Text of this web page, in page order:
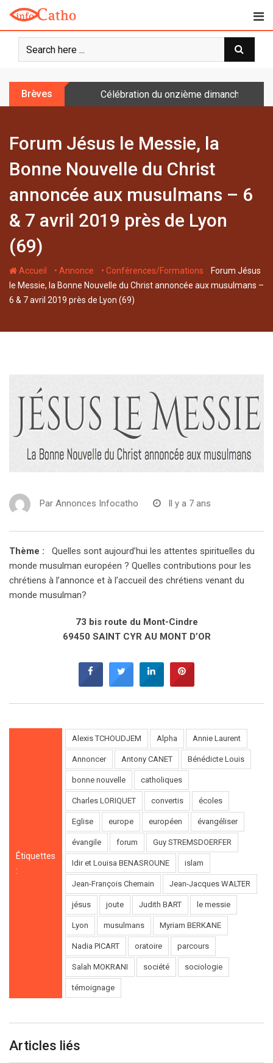
o
Brèves Célébration du onzième dimanche
Forum Jésus le Messie, la
Bonne Nouvelle du Christ
annoncée aux musulmans – 6
& 7 avril 2019 près de Lyon
(69)
Accueil - • Annonce - • Conférences/Formations - Forum Jésus
le Messie, la Bonne Nouvelle du Christ annoncée aux musulmans –
6 & 7 avril 2019 près de Lyon (69)
Par Annonces Infocatho Il y a 7 ans
Thème : Quelles sont aujourd’hui les attentes spirituelles du
monde musulman européen ? Quelles contributions pour les
chrétiens à l’annonce et à l’accueil des chrétiens venant du
monde musulman?
73 bis route du Mont-Cindre
69450 SAINT CYR AU MONT D’OR
Étiquettes
:
Alexis TCHOUDJEM Alpha Annie Laurent
Annoncer Antony CANET Bénédicte Louis
bonne nouvelle catholiques
Charles LORIQUET convertis écoles
Eglise europe européen évangéliser
évangile forum Guy STREMSDOERFER
Idir et Louisa BENASROUNE islam
Jean-François Chemain Jean-Jacques WALTER
jésus joute Judith BART le messie
Lyon musulmans Myriam BERKANE
Nadia PICART oratoire parcours
Salah MOKRANI société sociologie
témoignage
Articles liés